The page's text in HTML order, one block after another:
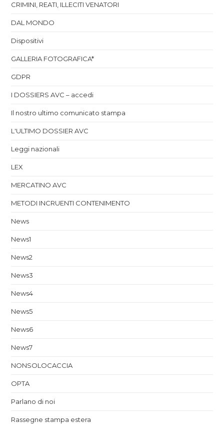
CRIMINI, REATI, ILLECITI VENATORI
DAL MONDO
Dispositivi
GALLERIA FOTOGRAFICA*
GDPR
I DOSSIERS AVC – accedi
Il nostro ultimo comunicato stampa
L'ULTIMO DOSSIER AVC
Leggi nazionali
LEX
MERCATINO AVC
METODI INCRUENTI CONTENIMENTO
News
News1
News2
News3
News4
News5
News6
News7
NONSOLOCACCIA
OPTA
Parlano di noi
Rassegne stampa estera